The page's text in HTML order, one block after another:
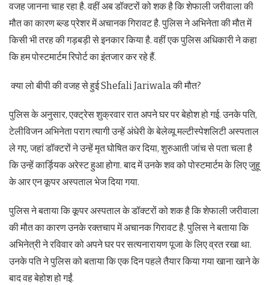
वजह जानना चाह रहा है. वहीं अब डॉक्टरों को शक है कि शेफाली जरीवाला की
मौत का कारण ब्ल्ड प्रेशर में अचानक गिरावट है. पुलिस ने अभिनेता की मौत में
किसी भी तरह की गड़बड़ी से इनकार किया है. वहीं एक पुलिस अधिकारी ने कहा
कि हम पोस्टमार्टम रिपोर्ट का इंतजार कर रहे हैं.
क्या लो बीपी की वजह से हुई Shefali Jariwala की मौत?
पुलिस के अनुसार, एक्ट्रेस शुक्रवार रात अपने घर पर बेहोश हो गई. उनके पति,
टेलीविजन अभिनेता पराग त्यागी उन्हें अंधेरी के बेलेव्यू मल्टीस्पेशलिटी अस्पताल
ले गए, जहां डॉक्टरों ने उन्हें मृत घोषित कर दिया, शुरुआती जांच से पता चला है
कि उन्हें कार्ड़ियक अरेस्ट हुआ होगा. बाद में उनके शव को पोस्टमार्टम के लिए जुहू
के आर एन कूपर अस्पताल भेज दिया गया.
पुलिस ने बताया कि कूपर अस्पताल के डॉक्टरों को शक है कि शेफाली जरीवाला
की मौत का कारण उनके रक्तचाप में अचानक गिरावट है. पुलिस ने बताया कि
अभिनेत्री ने रविवार को अपने घर पर सत्यनारायण पूजा के लिए व्रत रखा था.
उनके पति ने पुलिस को बताया कि एक दिन पहले तैयार किया गया खाना खाने के
बाद वह बेहोश हो गईं.